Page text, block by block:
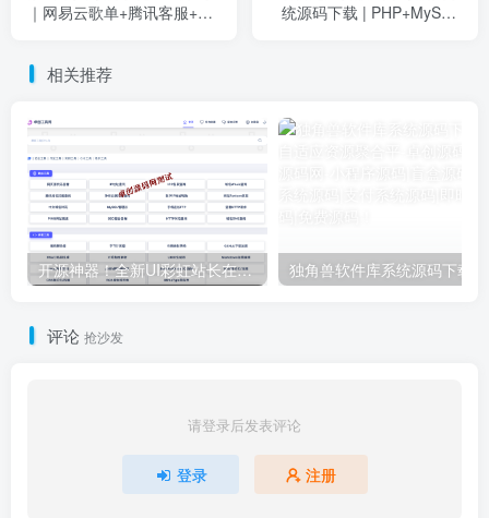
｜网易云歌单+腾讯客服+光
统源码下载 | PHP+MySQL
相关推荐
开源神器！全新UI彩虹站长在线工具箱系统源码下载，72+工具/暗黑模式/后台管理
评论 抢沙发
请登录后发表评论
登录 注册